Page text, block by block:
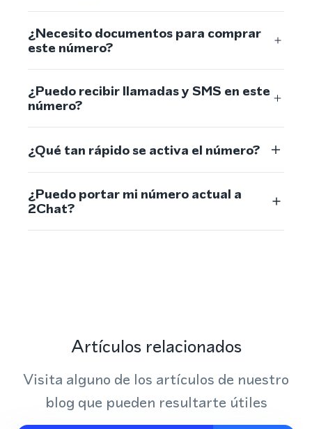
¿Necesito documentos para comprar
este número?
¿Puedo recibir llamadas y SMS en este
número?
¿Qué tan rápido se activa el número?
¿Puedo portar mi número actual a
2Chat?
Artículos relacionados
Visita alguno de los artículos de nuestro
blog que pueden resultarte útiles